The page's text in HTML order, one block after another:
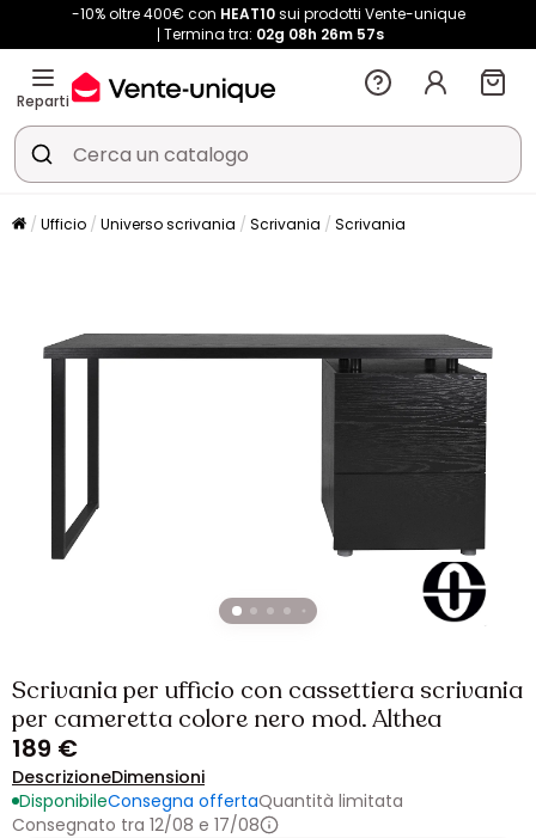
-10% oltre 400€ con HEAT10sui prodotti Vente-unique
Termina tra: 02g 08h 26m 56s
Reparti
Ufficio Universo scrivania Scrivania Scrivania
Scrivania per ufficio con cassettiera scrivania
per cameretta colore nero mod. Althea
189 €
DescrizioneDimensioni
DisponibileConsegna offertaQuantità limitata
Consegnato tra 12/08 e 17/08